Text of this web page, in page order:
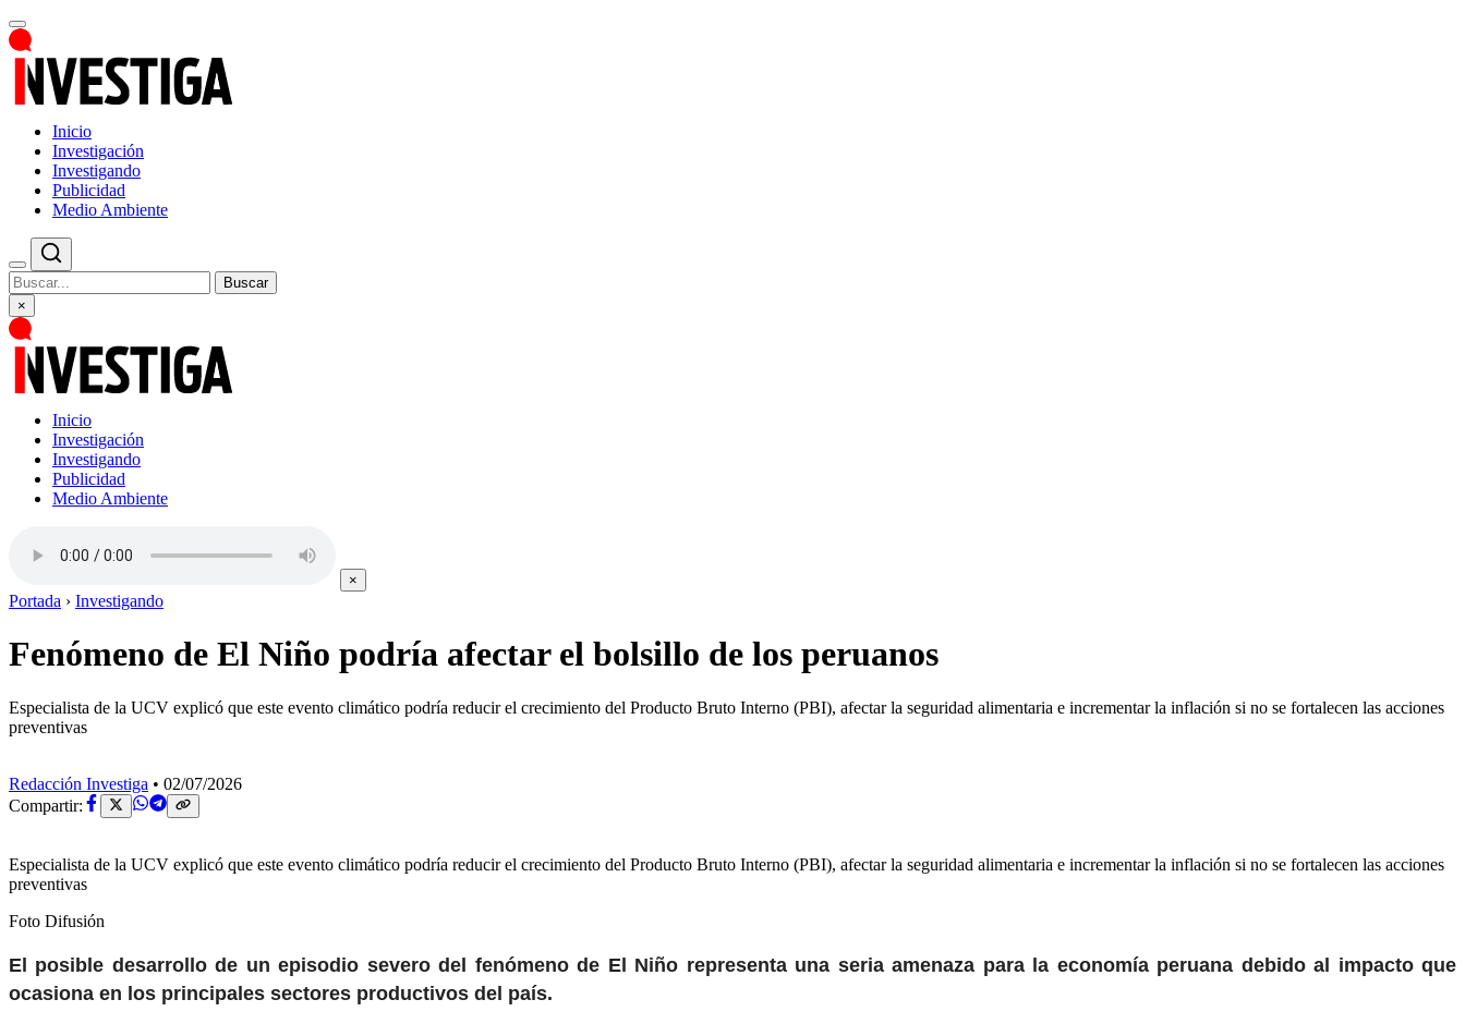
Inicio
Investigación
Investigando
Publicidad
Medio Ambiente
Buscar
×
Inicio
Investigación
Investigando
Publicidad
Medio Ambiente
×
Portada › Investigando
Fenómeno de El Niño podría afectar el bolsillo de los peruanos
Especialista de la UCV explicó que este evento climático podría reducir el crecimiento del Producto Bruto Interno (PBI), afectar la seguridad alimentaria e incrementar la inflación si no se fortalecen las acciones
preventivas
Redacción Investiga • 02/07/2026
Compartir:
Especialista de la UCV explicó que este evento climático podría reducir el crecimiento del Producto Bruto Interno (PBI), afectar la seguridad alimentaria e incrementar la inflación si no se fortalecen las acciones
preventivas
Foto Difusión
El posible desarrollo de un episodio severo del fenómeno de El Niño representa una seria amenaza para la economía peruana debido al impacto que
ocasiona en los principales sectores productivos del país.